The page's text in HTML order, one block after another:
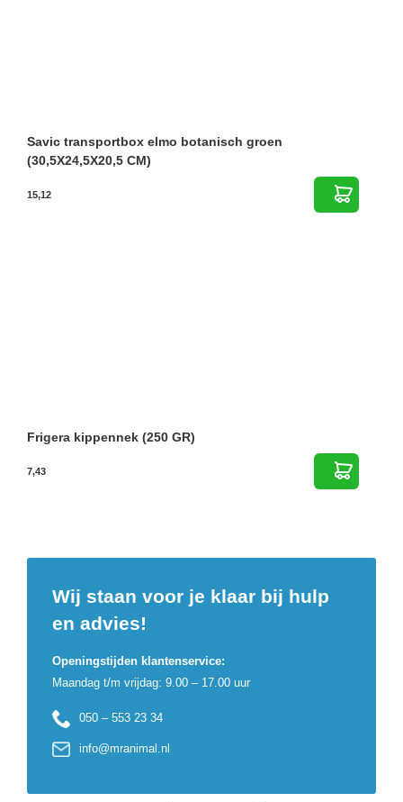
Savic transportbox elmo botanisch groen
(30,5X24,5X20,5 CM)
15,12
Frigera kippennek (250 GR)
7,43
Wij staan voor je klaar bij hulp
en advies!
Openingstijden klantenservice:
Maandag t/m vrijdag: 9.00 – 17.00 uur
050 – 553 23 34
info@mranimal.nl